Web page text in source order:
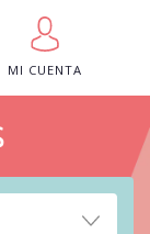
MI CUENTA